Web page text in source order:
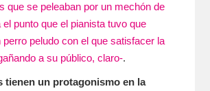
que se peleaban por un mechón de
punto que el pianista tuvo que
peludo con el que satisfacer la
a su público, claro-.
tienen un protagonismo en la